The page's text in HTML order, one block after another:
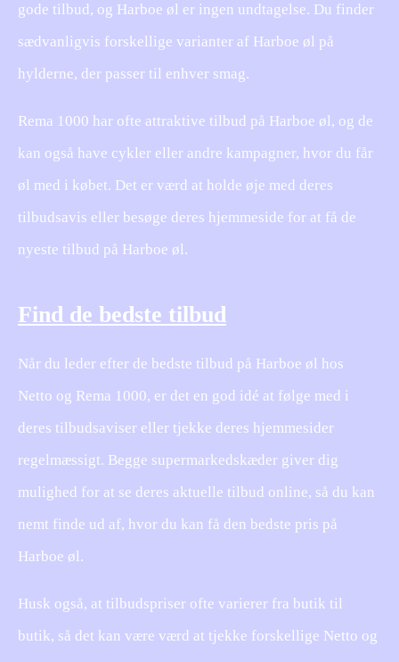
gode tilbud, og Harboe øl er ingen undtagelse. Du finder
sædvanligvis forskellige varianter af Harboe øl på
hylderne, der passer til enhver smag.
Rema 1000 har ofte attraktive tilbud på Harboe øl, og de
kan også have cykler eller andre kampagner, hvor du får
øl med i købet. Det er værd at holde øje med deres
tilbudsavis eller besøge deres hjemmeside for at få de
nyeste tilbud på Harboe øl.
Find de bedste tilbud
Når du leder efter de bedste tilbud på Harboe øl hos
Netto og Rema 1000, er det en god idé at følge med i
deres tilbudsaviser eller tjekke deres hjemmesider
regelmæssigt. Begge supermarkedskæder giver dig
mulighed for at se deres aktuelle tilbud online, så du kan
nemt finde ud af, hvor du kan få den bedste pris på
Harboe øl.
Husk også, at tilbudspriser ofte varierer fra butik til
butik, så det kan være værd at tjekke forskellige Netto og